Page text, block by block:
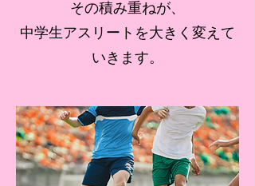
その積み重ねが、
中学生アスリートを大きく変えて
いきます。